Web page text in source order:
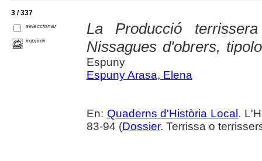
3 / 337
seleccionar
imprimir
La Producció
Nissagues d'obrers,
Espuny
Espuny Arasa, Elena
En: Quaderns d'Història Local .
83-94 (Dossier. Terrissa o